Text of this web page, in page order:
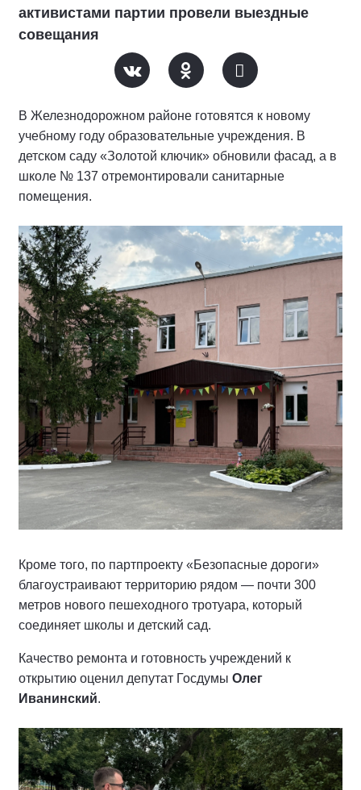
активистами партии провели выездные
совещания
В Железнодорожном районе готовятся к новому
учебному году образовательные учреждения. В
детском саду «Золотой ключик» обновили фасад, а в
школе № 137 отремонтировали санитарные
помещения.
Кроме того, по партпроекту «Безопасные дороги»
благоустраивают территорию рядом — почти 300
метров нового пешеходного тротуара, который
соединяет школы и детский сад.
Качество ремонта и готовность учреждений к
открытию оценил депутат Госдумы Олег
Иванинский.